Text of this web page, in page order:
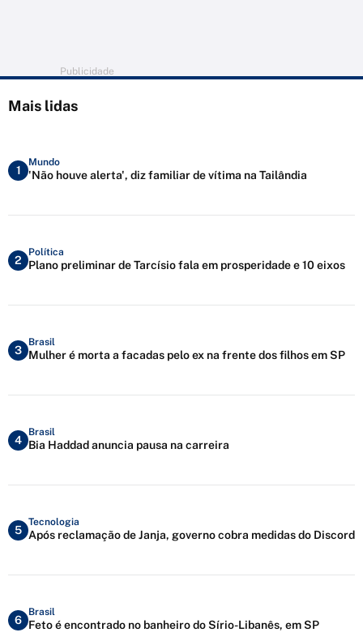
Publicidade
Mais lidas
1
Mundo
'Não houve alerta', diz familiar de vítima na Tailândia
2
Política
Plano preliminar de Tarcísio fala em prosperidade e 10 eixos
3
Brasil
Mulher é morta a facadas pelo ex na frente dos filhos em SP
4
Brasil
Bia Haddad anuncia pausa na carreira
5
Tecnologia
Após reclamação de Janja, governo cobra medidas do Discord
6
Brasil
Feto é encontrado no banheiro do Sírio-Libanês, em SP